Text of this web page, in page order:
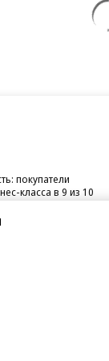
покупатели
класса в 9 из 10
сегменте